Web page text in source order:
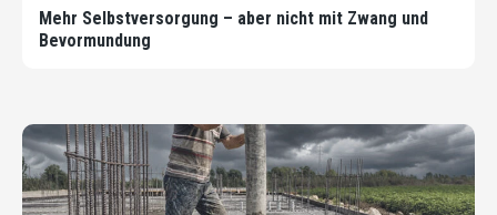
Mehr Selbstversorgung – aber nicht mit Zwang und
Bevormundung